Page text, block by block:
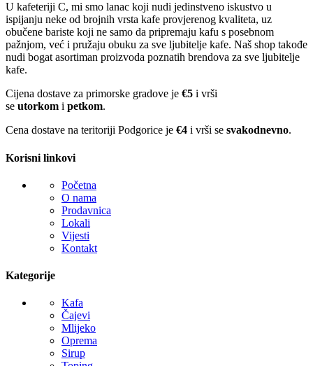
U kafeteriji C, mi smo lanac koji nudi jedinstveno iskustvo u
ispijanju neke od brojnih vrsta kafe provjerenog kvaliteta, uz
obučene bariste koji ne samo da pripremaju kafu s posebnom
pažnjom, već i pružaju obuku za sve ljubitelje kafe. Naš shop takođe
nudi bogat asortiman proizvoda poznatih brendova za sve ljubitelje
kafe.
Cijena dostave za primorske gradove je €5 i vrši
se utorkom i petkom.
Cena dostave na teritoriji Podgorice je €4 i vrši se svakodnevno.
Korisni linkovi
Početna
O nama
Prodavnica
Lokali
Vijesti
Kontakt
Kategorije
Kafa
Čajevi
Mlijeko
Oprema
Sirup